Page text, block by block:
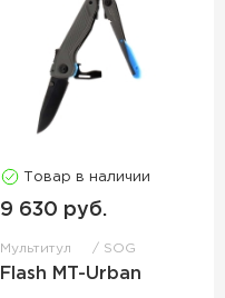
Товар в наличии
9 630 руб.
Мультитул SOG
Flash MT-Urban